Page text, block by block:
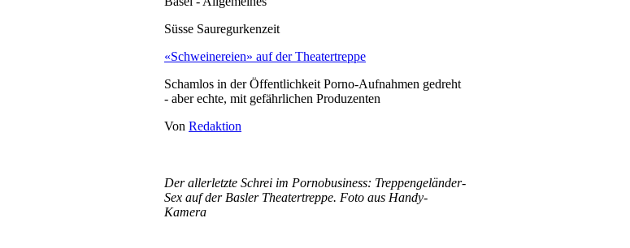
Süsse Sauregurkenzeit
«Schweinereien» auf der Theatertreppe
Schamlos in der Öffentlichkeit Porno-Aufnahmen gedreht
- aber echte, mit gefährlichen Produzenten
Von Redaktion
Der allerletzte Schrei im Pornobusiness: Treppengeländer-
Sex auf der Basler Theatertreppe. Foto aus Handy-
Kamera